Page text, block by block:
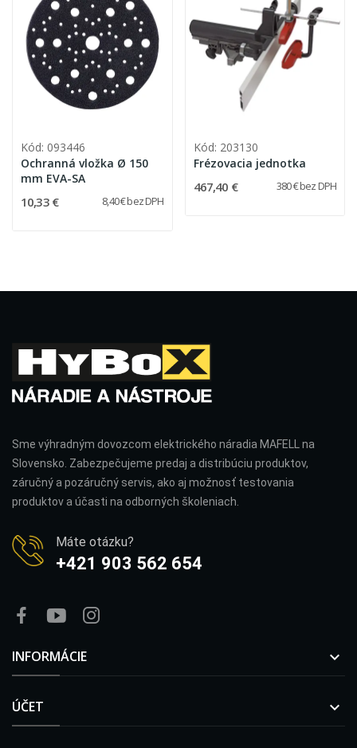
Kód: 093446
Ochranná vložka Ø 150
mm EVA-SA
10,33 € 8,40 € bez DPH
Kód: 203130
Frézovacia jednotka
467,40 € 380 € bez DPH
Sme výhradným dovozcom elektrického náradia MAFELL na
Slovensko. Zabezpečujeme predaj a distribúciu produktov,
záručný a pozáručný servis, ako aj možnosť testovania
produktov a účasti na odborných školeniach.
Máte otázku?
+421 903 562 654
INFORMÁCIE 
ÚČET 